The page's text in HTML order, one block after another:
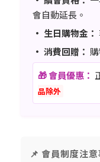
會自動延長。
• 生日購物金：
• 消費回贈：
🎁 會員優惠：
品除外
📌 會員制度注